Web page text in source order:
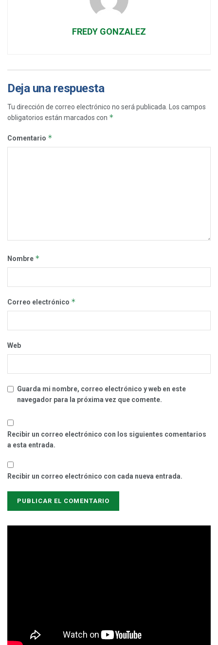
FREDY GONZALEZ
Deja una respuesta
Tu dirección de correo electrónico no será publicada. Los campos
obligatorios están marcados con *
Comentario *
Nombre *
Correo electrónico *
Web
Guarda mi nombre, correo electrónico y web en este
navegador para la próxima vez que comente.
Recibir un correo electrónico con los siguientes comentarios
a esta entrada.
Recibir un correo electrónico con cada nueva entrada.